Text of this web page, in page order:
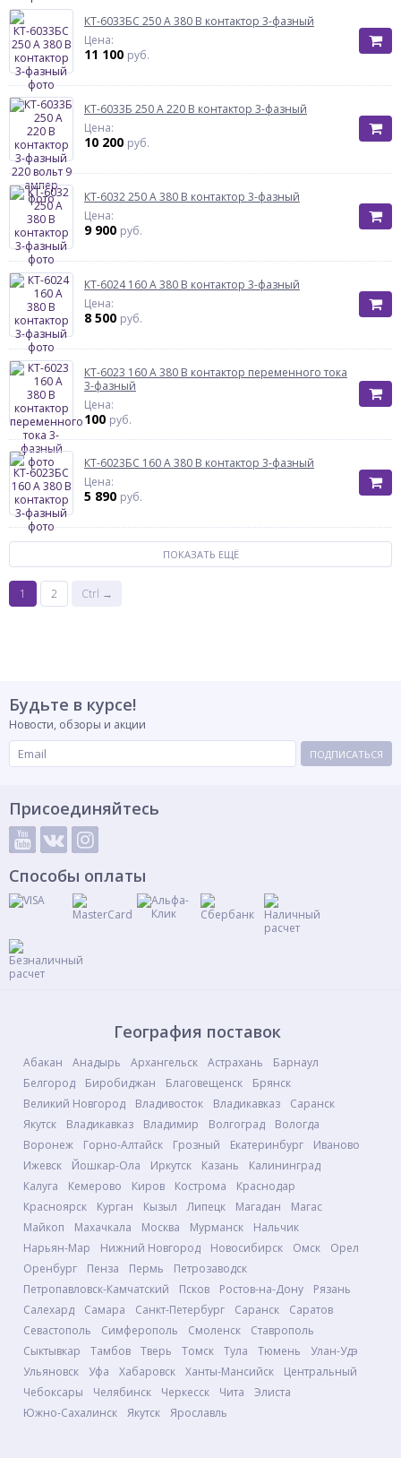
КТ-6033БС 250 А 380 В контактор 3-фазный
Цена:
11 100 руб.
КТ-6033Б 250 А 220 В контактор 3-фазный
Цена:
10 200 руб.
КТ-6032 250 А 380 В контактор 3-фазный
Цена:
9 900 руб.
КТ-6024 160 А 380 В контактор 3-фазный
Цена:
8 500 руб.
КТ-6023 160 А 380 В контактор переменного тока
3-фазный
Цена:
100 руб.
КТ-6023БС 160 А 380 В контактор 3-фазный
Цена:
5 890 руб.
ПОКАЗАТЬ ЕЩЁ
1 2 Ctrl →
Будьте в курсе!
Новости, обзоры и акции
ПОДПИСАТЬСЯ
Присоединяйтесь
Способы оплаты
География поставок
Абакан Анадырь Архангельск Астрахань
Барнаул
Белгород
Биробиджан Благовещенск
Брянск
Великий Новгород
Владивосток Владикавказ
Саранск
Якутск
Владикавказ Владимир Волгоград
Вологда
Воронеж
Горно-Алтайск Грозный Екатеринбург
Иваново
Ижевск
Йошкар-Ола Иркутск Казань
Калининград
Калуга
Кемерово Киров Кострома
Краснодар
Красноярск
Курган Кызыл Липецк Магадан
Магас
Майкоп
Махачкала Москва Мурманск
Нальчик
Нарьян-Мар
Нижний Новгород Новосибирск Омск
Орел
Оренбург
Пенза Пермь
Петрозаводск
Петропавловск-Камчатский
Псков Ростов-на-Дону
Рязань
Салехард
Самара Санкт-Петербург Саранск
Саратов
Севастополь
Симферополь Смоленск
Ставрополь
Сыктывкар
Тамбов Тверь Томск Тула Тюмень
Улан-Удэ
Ульяновск
Уфа Хабаровск Ханты-Мансийск
Центральный
Чебоксары
Челябинск Черкесск Чита
Элиста
Южно-Сахалинск
Якутск Ярославль